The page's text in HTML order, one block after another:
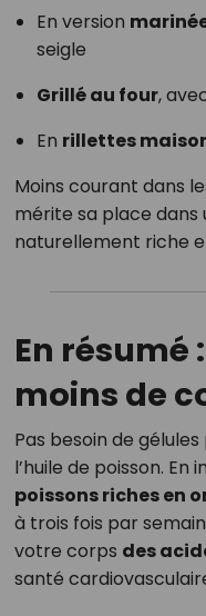
En version
seigle
Grillé au four,
En rillettes
Moins courant dans
mérite sa place
naturellement riche
En résumé
moins de
Pas besoin de
l’huile de poisson.
poissons riches en
à trois fois par
votre corps des
santé